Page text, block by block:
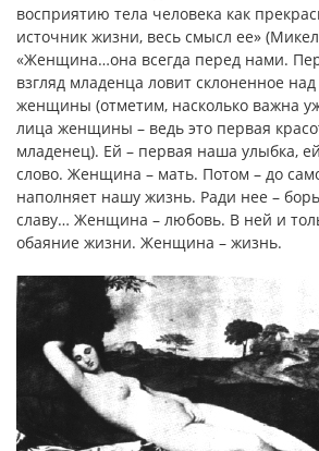
восприятию тела человека как
источник жизни, весь смысл ее»
«Женщина…она всегда перед нами.
взгляд младенца ловит склоненное
женщины (отметим, насколько важна
лица женщины – ведь это первая
младенец). Ей – первая наша улыбка,
слово. Женщина – мать. Потом – до
наполняет нашу жизнь. Ради нее –
славу… Женщина – любовь. В ней и
обаяние жизни. Женщина – жизнь.